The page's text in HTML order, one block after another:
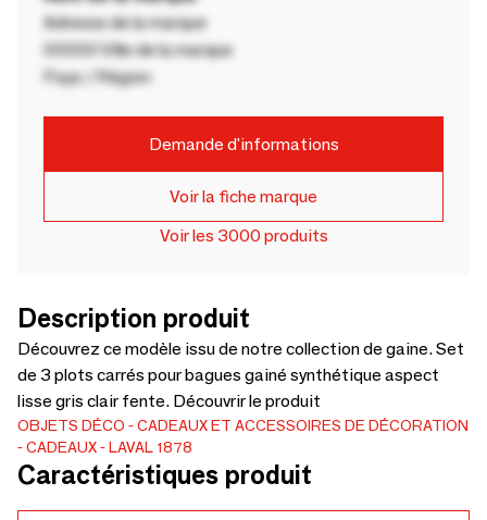
Adresse de la marque
00000 Ville de la marque
Pays / Région
Demande d'informations
Voir la fiche marque
Voir les 3000 produits
Description produit
Découvrez ce modèle issu de notre collection de gaine. Set
de 3 plots carrés pour bagues gainé synthétique aspect
lisse gris clair fente. Découvrir le produit
OBJETS DÉCO
CADEAUX ET ACCESSOIRES DE DÉCORATION
CADEAUX
LAVAL 1878
Caractéristiques produit